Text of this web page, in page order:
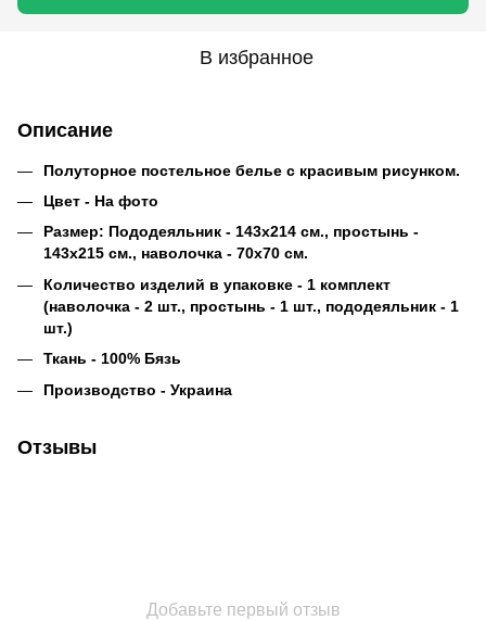
В избранное
Описание
Полуторное постельное белье с красивым рисунком.
Цвет - На фото
Размер: Пододеяльник - 143х214 см., простынь -
143х215 см., наволочка - 70х70 см.
Количество изделий в упаковке - 1 комплект
(наволочка - 2 шт., простынь - 1 шт., пододеяльник - 1
шт.)
Ткань - 100% Бязь
Производство - Украина
Отзывы
Добавьте первый отзыв